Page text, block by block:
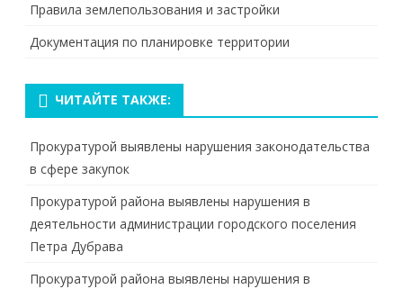
Правила землепользования и застройки
Документация по планировке территории
ЧИТАЙТЕ ТАКЖЕ:
Прокуратурой выявлены нарушения законодательства
в сфере закупок
Прокуратурой района выявлены нарушения в
деятельности администрации городского поселения
Петра Дубрава
Прокуратурой района выявлены нарушения в